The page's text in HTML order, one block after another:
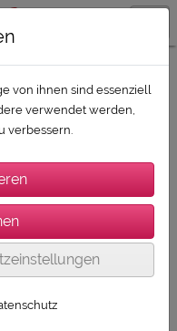
von ihnen sind essenziell
verwendet werden,
verbessern.